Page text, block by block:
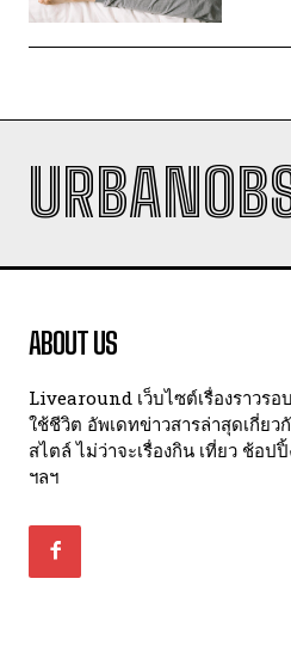
ABOUT US
Livearound เว็บไซต์เรื่องราวรอ
ใช้ชีวิต อัพเดทข่าวสารล่าสุดเกี่ยว
สไตล์ ไม่ว่าจะเรื่องกิน เที่ยว ช้อป
ฯลฯ